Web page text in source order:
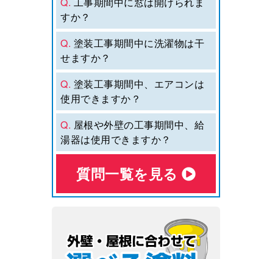
すか？
Q. 塗装工事期間中に洗濯物は干
せますか？
Q. 塗装工事期間中、エアコンは
使用できますか？
Q. 屋根や外壁の工事期間中、給
湯器は使用できますか？
質問⼀覧を⾒る